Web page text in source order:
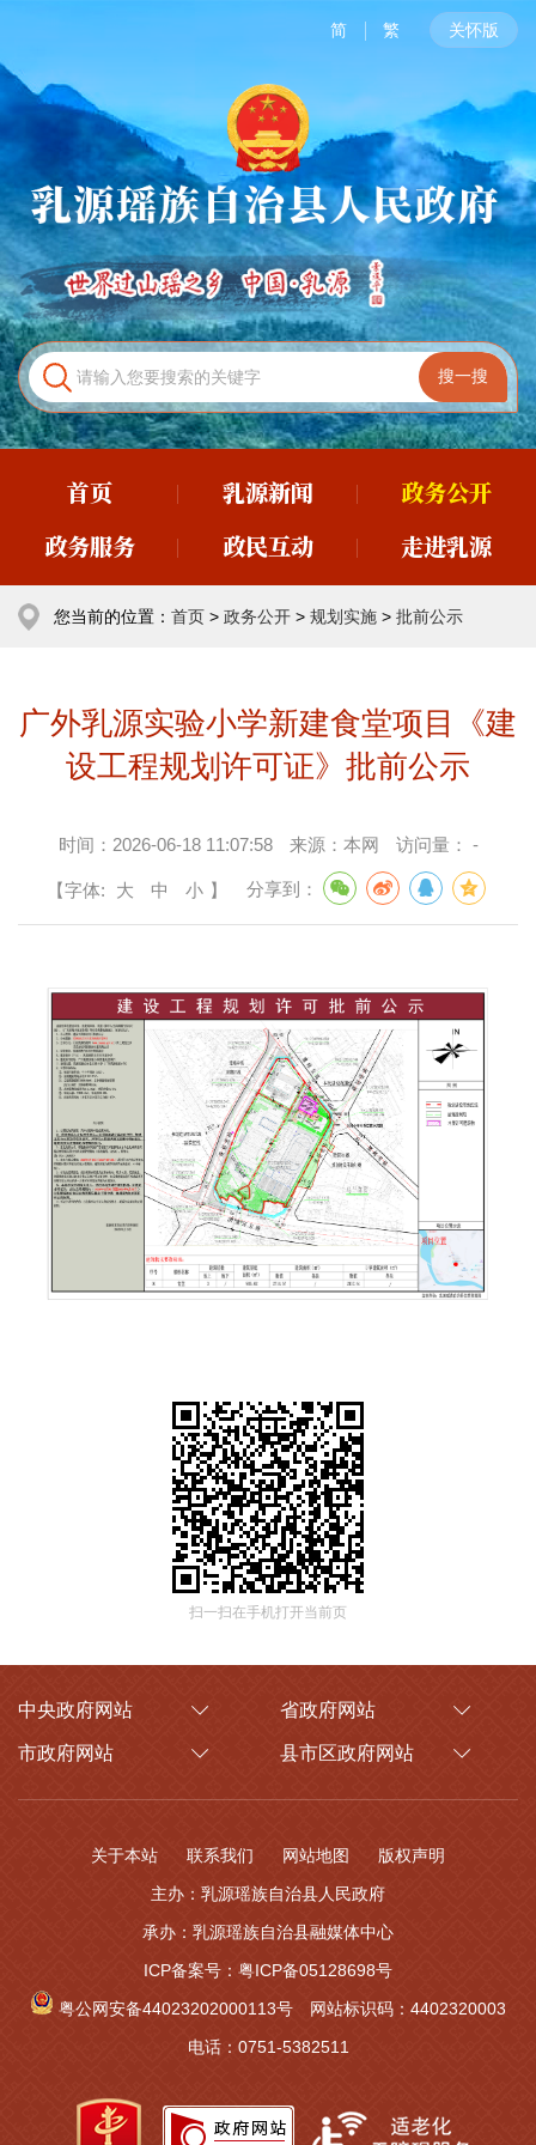
简 繁 关怀版
首页 乳源新闻
政务公开
政务服务
政民互动 走进乳源
您当前的位置： 首页 > 政务公开 > 规划实施 > 批前公示
广外乳源实验小学新建食堂项目《建
设工程规划许可证》批前公示
时间： 2026-06-18 11:07:58 来源： 本网 访问量： -
【字体: 大 中 小 】 分享到：
扫一扫在手机打开当前页
中央政府网站 省政府网站
市政府网站 县市区政府网站
关于本站 联系我们 网站地图
版权声明
主办：乳源瑶族自治县人民政府
承办：乳源瑶族自治县融媒体中心
ICP备案号：粤ICP备05128698号
粤公网安备44023202000113号
网站标识码：4402320003
电话：0751-5382511